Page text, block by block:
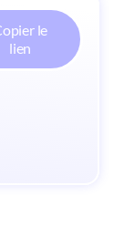
le
lien